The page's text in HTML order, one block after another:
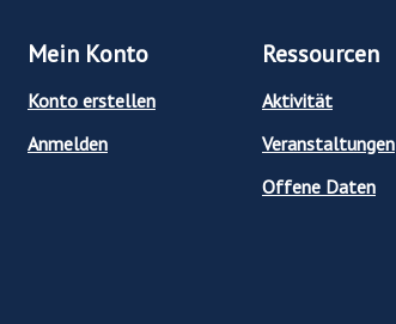
Mein Konto
Konto erstellen
Anmelden
Ressourcen
Aktivität
Veranstaltungen
Offene Daten